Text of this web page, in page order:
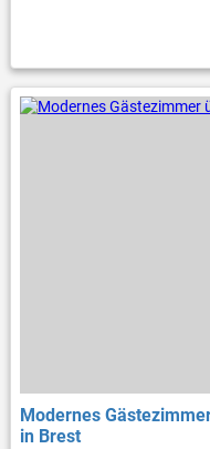
Modernes
in Brest